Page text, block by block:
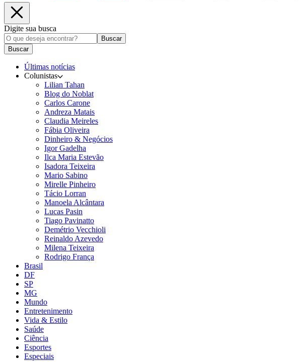
Digite sua busca
Buscar
Buscar
Últimas notícias
Colunistas
Lilian Tahan
Blog do Noblat
Carlos Carone
Andreza Matais
Claudia Meireles
Fábia Oliveira
Dinheiro & Negócios
Igor Gadelha
Ilca Maria Estevão
Isadora Teixeira
Mario Sabino
Mirelle Pinheiro
Tácio Lorran
Manoela Alcântara
Lucas Pasin
Tiago Pavinatto
Demétrio Vecchioli
Reinaldo Azevedo
Milena Teixeira
Rodrigo França
Brasil
DF
SP
MG
Mundo
Entretenimento
Vida & Estilo
Saúde
Ciência
Esportes
Especiais